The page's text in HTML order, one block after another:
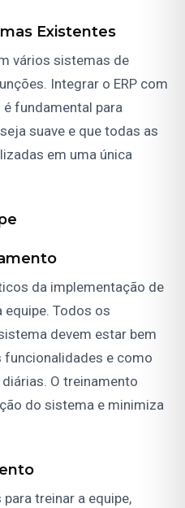
Existentes
vários sistemas de
Integrar o ERP com
fundamental para
suave e que todas as
em uma única
da implementação de
equipe. Todos os
devem estar bem
funcionalidades e como
O treinamento
do sistema e minimiza
treinar a equipe,